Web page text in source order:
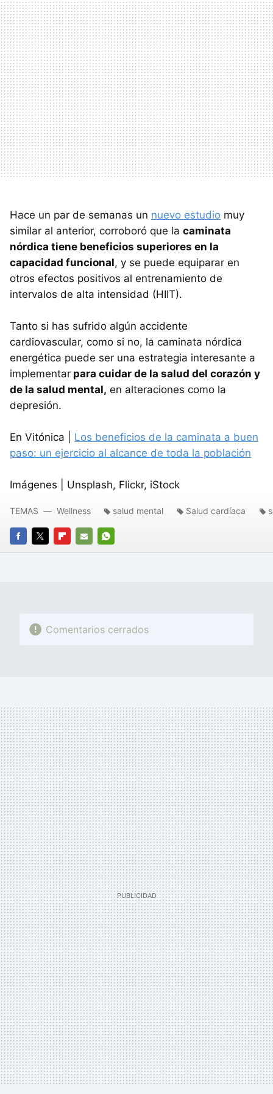
Hace un par de semanas un nuevo estudio muy
similar al anterior, corroboró que la caminata
nórdica tiene beneficios superiores en la
capacidad funcional, y se puede equiparar en
otros efectos positivos al entrenamiento de
intervalos de alta intensidad (HIIT).
Tanto si has sufrido algún accidente
cardiovascular, como si no, la caminata nórdica
energética puede ser una estrategia interesante a
implementar para cuidar de la salud del corazón y
de la salud mental, en alteraciones como la
depresión.
En Vitónica | Los beneficios de la caminata a buen
paso: un ejercicio al alcance de toda la población
Imágenes | Unsplash, Flickr, iStock
FACEBOOK
TWITTERFLIPBOARD
E-
WHATSAPP
TEMAS Wellness salud mental Salud cardíaca
Comentarios cerrados